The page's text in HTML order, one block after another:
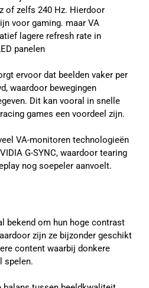
of zelfs 240 Hz. Hierdoor
voor gaming. maar VA
lagere refresh rate in
panelen
ervoor dat beelden vaker per
waardoor bewegingen
Dit kan vooral in snelle
games een voordeel zijn.
VA-monitoren technologieën
G-SYNC, waardoor tearing
nog soepeler aanvoelt.
bekend om hun hoge contrast
zijn ze bijzonder geschikt
content waarbij donkere
spelen.